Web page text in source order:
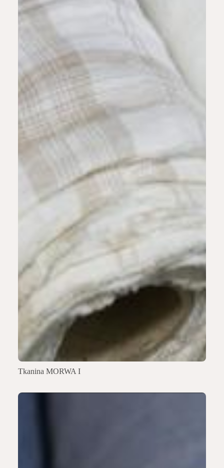
Tkanina MORWA I